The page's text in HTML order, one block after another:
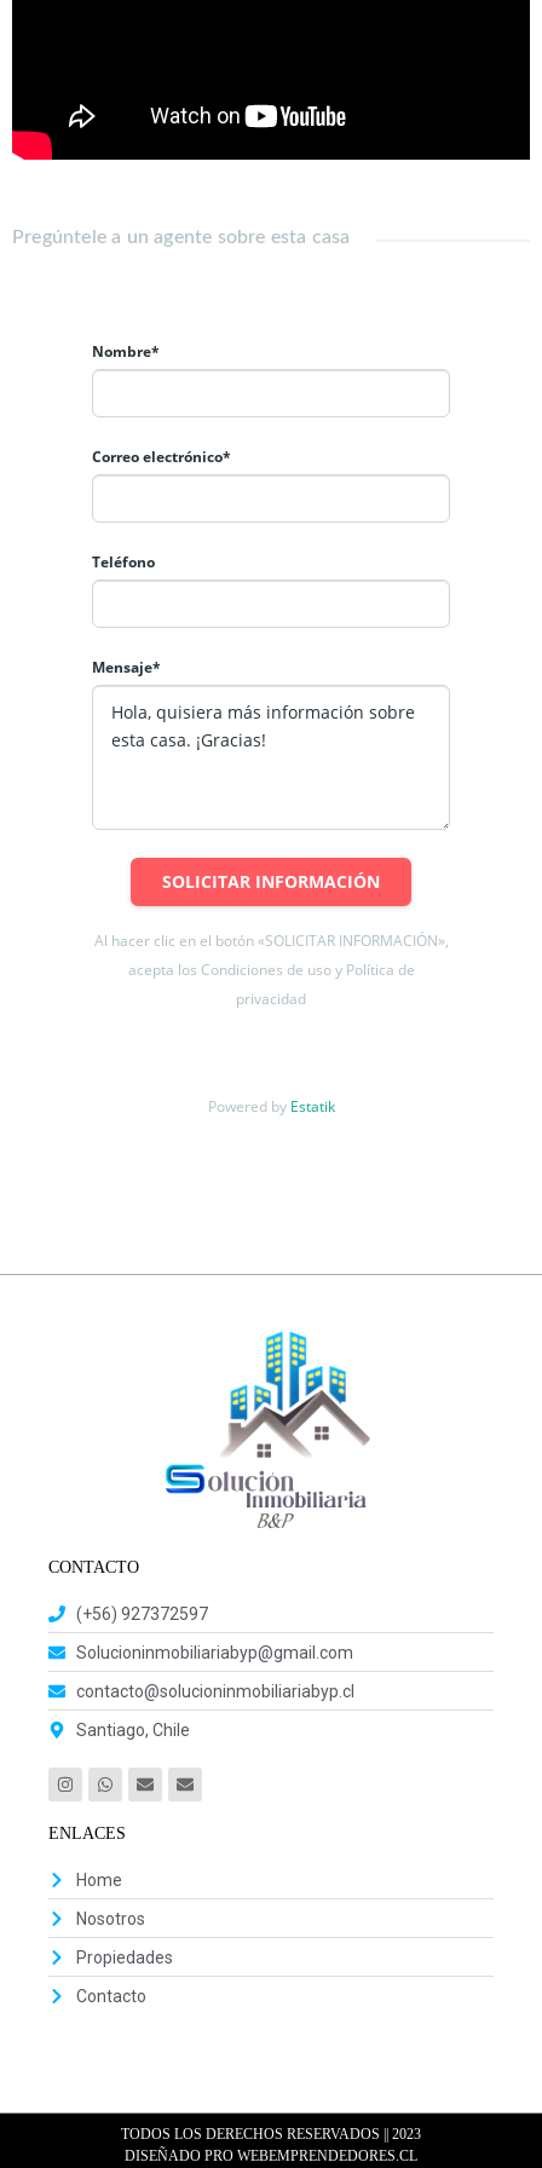
Pregúntele a un agente sobre esta casa
Nombre*
Correo electrónico*
Teléfono
Mensaje*
SOLICITAR INFORMACIÓN
Al hacer clic en el botón «SOLICITAR INFORMACIÓN»,
acepta los Condiciones de uso y Política de
privacidad
Powered by Estatik
CONTACTO
(+56) 927372597
Solucioninmobiliariabyp@gmail.com
contacto@solucioninmobiliariabyp.cl
Santiago, Chile
ENLACES
Home
Nosotros
Propiedades
Contacto
TODOS LOS DERECHOS RESERVADOS || 2023
DISEÑADO PRO WEBEMPRENDEDORES.CL